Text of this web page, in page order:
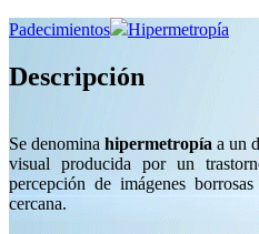
Padecimientos Hipermetropía
Descripción
Se denomina hipermetropía a un
visual producida por un
percepción de imágenes
cercana.